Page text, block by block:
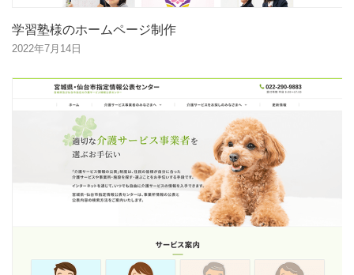
学習塾様のホームページ制作
2022年7月14日